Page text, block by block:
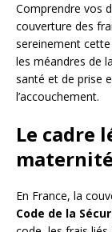
Comprendre vos
couverture des
sereinement
les méandres de
santé et de prise
l’accouchement.
Le cadre
En France, la
Code de la